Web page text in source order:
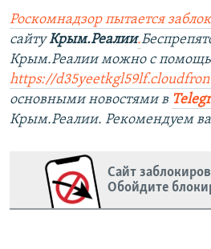
Роскомнадзор пытается
сайтуКрым.Реалии.
Крым.Реалии можно с
https://
основными новостями в
Крым.Реалии. Рекомендуем
Сайт
Обойдите